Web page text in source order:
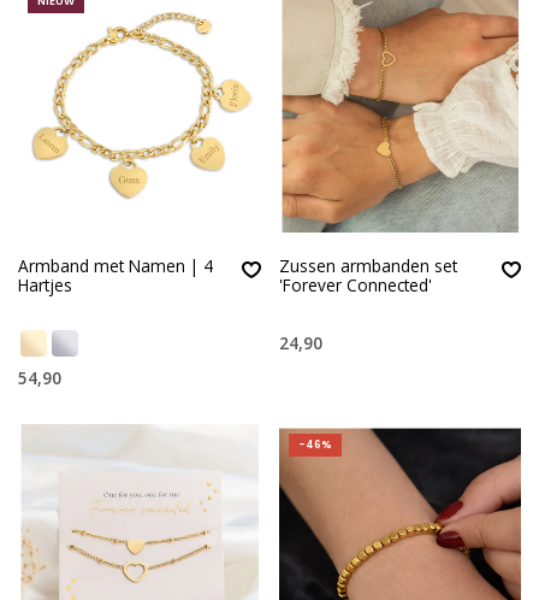
Armband met Namen | 4
Hartjes
54,90
Zussen armbanden set
'Forever Connected'
24,90
-46%